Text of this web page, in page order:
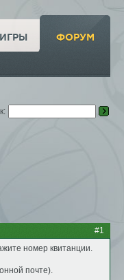
ИГРЫ ФОРУМ
#1
номер квитанции.
почте).